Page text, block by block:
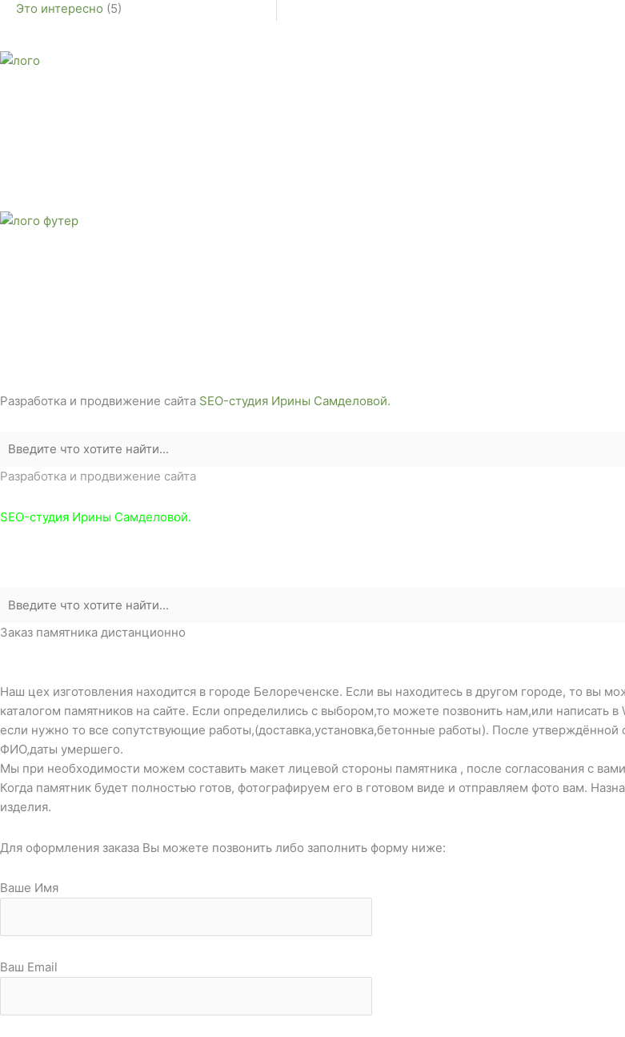
Это интересно (5)
Разработка и продвижение сайта SEO-студия Ирины Самделовой.
Разработка и продвижение сайта
SEO-студия Ирины Самделовой.
Заказ памятника дистанционно
Наш цех изготовления находится в городе Белореченске. Если вы находитесь в другом городе, то вы
каталогом памятников на сайте. Если определились с выбором,то можете позвонить нам,или
если нужно то все сопутствующие работы,(доставка,установка,бетонные работы). После утверждённой
ФИО,даты умершего.
Мы при необходимости можем составить макет лицевой стороны памятника , после согласования с
Когда памятник будет полностью готов, фотографируем его в готовом виде и отправляем фото вам.
изделия.
Для оформления заказа Вы можете позвонить либо заполнить форму ниже:
Ваше Имя
Ваш Email